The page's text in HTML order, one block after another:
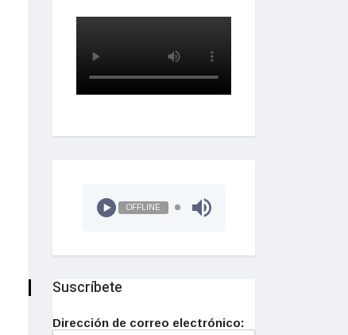
OFFLINE
Suscríbete
Dirección de correo electrónico: